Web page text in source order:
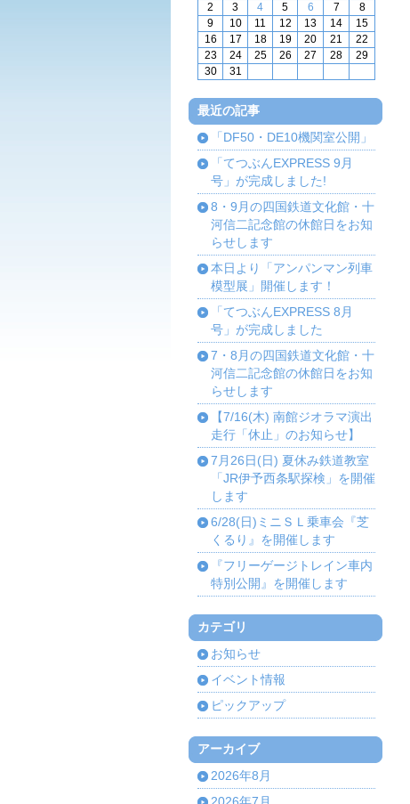
2
3 4 5 6 7
8
9
10 11 12 13 14
15
16
17 18 19 20 21
22
23
24 25 26 27 28
29
30
31
最近の記事
「DF50・DE10機関室公開」
「てつぶんEXPRESS 9月
号」が完成しました!
8・9月の四国鉄道文化館・十
河信二記念館の休館日をお知
らせします
本日より「アンパンマン列車
模型展」開催します！
「てつぶんEXPRESS 8月
号」が完成しました
7・8月の四国鉄道文化館・十
河信二記念館の休館日をお知
らせします
【7/16(木) 南館ジオラマ演出
走行「休止」のお知らせ】
7月26日(日) 夏休み鉄道教室
「JR伊予西条駅探検」を開催
します
6/28(日)ミニＳＬ乗車会『芝
くるり』を開催します
『フリーゲージトレイン車内
特別公開』を開催します
カテゴリ
お知らせ
イベント情報
ピックアップ
アーカイブ
2026年8月